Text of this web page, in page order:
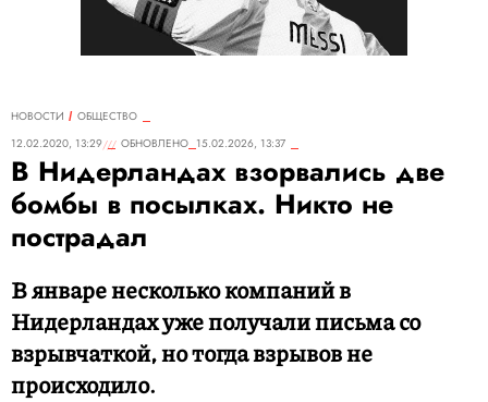
НОВОСТИ
ОБЩЕСТВО
12.02.2020, 13:29
ОБНОВЛЕНО 15.02.2026, 13:37
В Нидерландах взорвались две
бомбы в посылках. Никто не
пострадал
В январе несколько компаний в
Нидерландах уже получали письма со
взрывчаткой, но тогда взрывов не
происходило.